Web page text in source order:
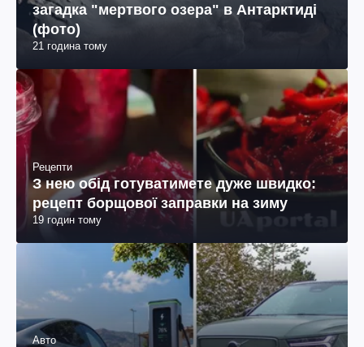
загадка "мертвого озера" в Антарктиді
(фото)
21 година тому
Рецепти
З нею обід готуватимете дуже швидко:
рецепт борщової заправки на зиму
19 годин тому
Авто